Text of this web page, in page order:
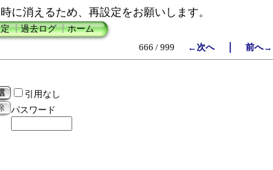
に消えるため、再設定をお願いします。
┃過去ログ┃ホーム
666 / 999
←次へ｜ 前へ→
引用なし
パスワード